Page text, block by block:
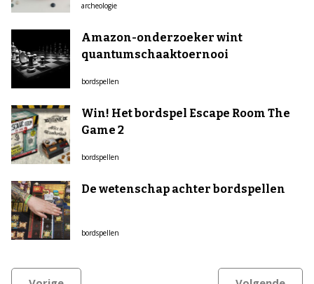
archeologie
Amazon-onderzoeker wint
quantumschaaktoernooi
bordspellen
Win! Het bordspel Escape Room The
Game 2
bordspellen
De wetenschap achter bordspellen
bordspellen